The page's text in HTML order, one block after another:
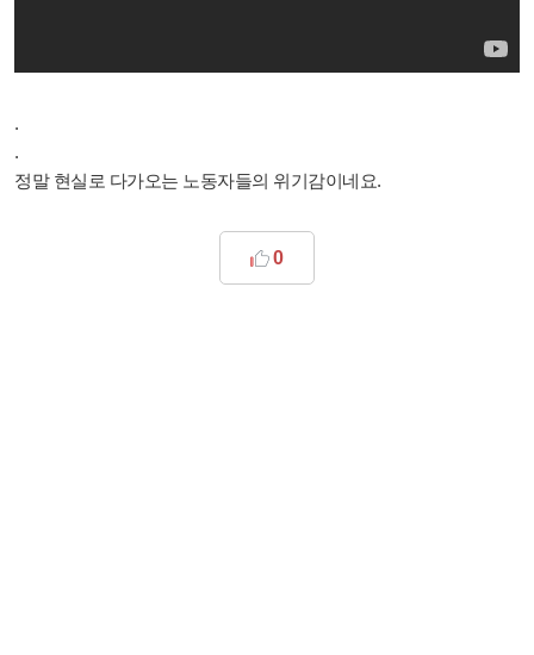
.
.
정말 현실로 다가오는 노동자들의 위기감이네요.
0